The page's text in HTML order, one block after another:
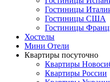
Гостиницы
Гостиницы США
Гостиницы
Хостелы
Мини Отели
Квартиры посуточно
Квартиры
Квартиры России